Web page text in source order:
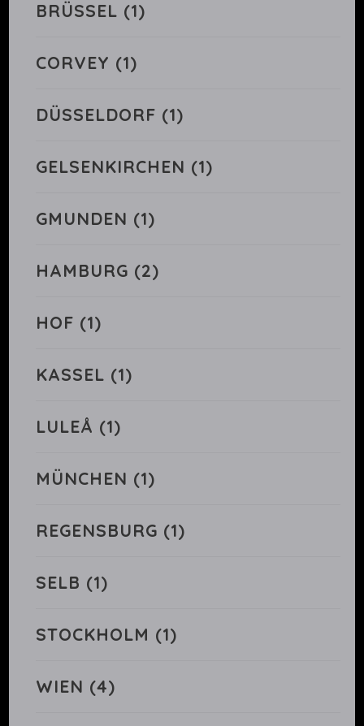
BRÜSSEL (1)
CORVEY (1)
DÜSSELDORF (1)
GELSENKIRCHEN (1)
GMUNDEN (1)
HAMBURG (2)
HOF (1)
KASSEL (1)
LULEÅ (1)
MÜNCHEN (1)
REGENSBURG (1)
SELB (1)
STOCKHOLM (1)
WIEN (4)